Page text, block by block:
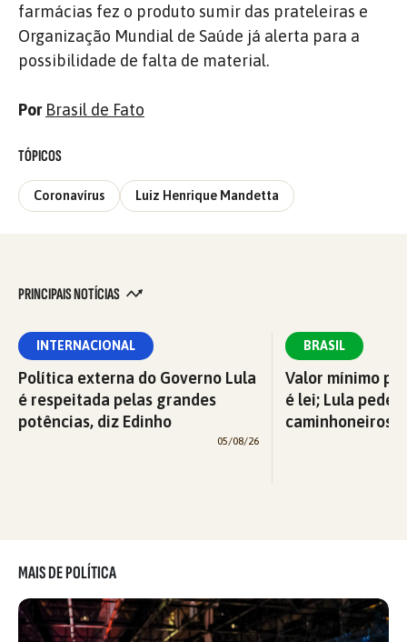
farmácias fez o produto sumir das prateleiras e
Organização Mundial de Saúde já alerta para a
possibilidade de falta de material.
Por Brasil de Fato
TÓPICOS
Coronavírus Luiz Henrique Mandetta
PRINCIPAIS NOTÍCIAS
INTERNACIONAL
Política externa do Governo Lula
é respeitada pelas grandes
potências, diz Edinho
05/08/26
BRASIL
Valor mínimo
é lei; Lula pede
caminhoneiros
MAIS DE POLÍTICA